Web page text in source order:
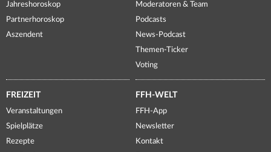
Jahreshoroskop
Partnerhoroskop
Aszendent
Moderatoren & Team
Podcasts
News-Podcast
Themen-Ticker
Voting
FREIZEIT
Veranstaltungen
Spielplätze
Rezepte
FFH-WELT
FFH-App
Newsletter
Kontakt